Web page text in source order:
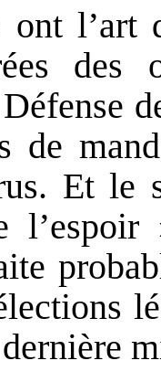
ont l’art
des
de
Et le